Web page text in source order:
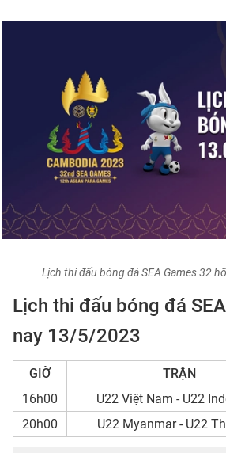
Lịch thi đấu bóng đá SEA Games 32
Lịch thi đấu bóng đá
nay 13/5/2023
GIỜ TRẬN
16h00
U22 Việt Nam - U22
20h00
U22 Myanmar - U22